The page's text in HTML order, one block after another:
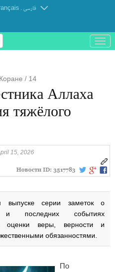
. فارسی
باز
و
/ 14
Аллаха
тяжёлого
15, 2026
Новости ID: 3517783
выпуске серии заметок о
и последних событиях
оценки веры, верности и
обязанностями.
По